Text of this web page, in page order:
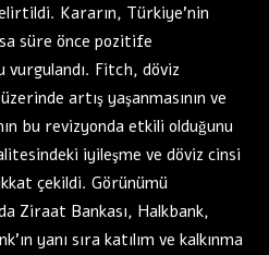
Kararın, Türkiye’nin
süre önce pozitife
vurgulandı. Fitch, döviz
artış yaşanmasının ve
bu revizyonda etkili olduğunu
iyileşme ve döviz cinsi
çekildi. Görünümü
Ziraat Bankası, Halkbank,
yanı sıra katılım ve kalkınma